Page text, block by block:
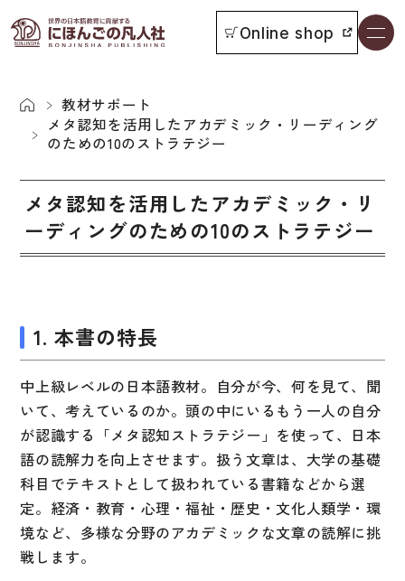
書籍一覧
お知らせ
イベント
付属物の使い方について
教科書採用について
書籍の内容について
著作権について
原稿・企画の持ち込みについて
正誤表
その他の質問
Online shop
本をさがす
日本語学習者用教科書
ビジネスパーソン・研修生向け
留学生向け専門分野
子ども向け
文法
読解
発音・聴解
作文
教材サポート
メタ認知を活用したアカデミック・リーディング
のための10のストラテジー
メタ認知を活用したアカデミック・リ
ーディングのための10のストラテジー
1. 本書の特長
中上級レベルの日本語教材。自分が今、何を見て、聞
いて、考えているのか。頭の中にいるもう一人の自分
が認識する「メタ認知ストラテジー」を使って、日本
語の読解力を向上させます。扱う文章は、大学の基礎
科目でテキストとして扱われている書籍などから選
定。経済・教育・心理・福祉・歴史・文化人類学・環
境など、多様な分野のアカデミックな文章の読解に挑
戦します。